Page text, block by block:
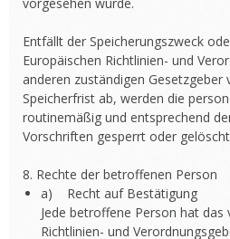
Entfällt der Speicherungszweck
Europäischen Richtlinien- und
anderen zuständigen Gesetzgeber
Speicherfrist ab, werden die
routinemäßig und entsprechend
Vorschriften gesperrt oder
8. Rechte der betroffenen Person
a) Recht auf Bestätigung
Jede betroffene Person hat das
Richtlinien- und